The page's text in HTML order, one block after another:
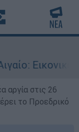
αργία στις 26
το Προεδρικό